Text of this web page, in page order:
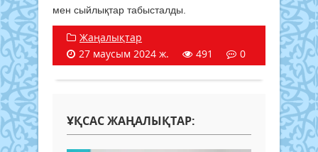
мен сыйлықтар табысталды.
Жаңалықтар
27 маусым 2024 ж.
491 0
ҰҚСАС ЖАҢАЛЫҚТАР: